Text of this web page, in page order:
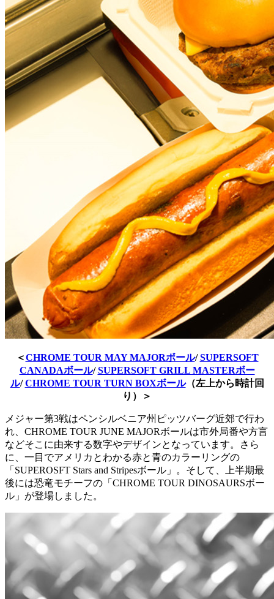
＜CHROME TOUR MAY MAJORボール/SUPERSOFT
CANADAボール/SUPERSOFT GRILL MASTERボー
ル/CHROME TOUR TURN BOXボール（左上から時計回
り）＞
メジャー第3戦はペンシルベニア州ピッツバーグ近郊で行わ
れ、CHROME TOUR JUNE MAJORボールは市外局番や方言
などそこに由来する数字やデザインとなっています。さら
に、一目でアメリカとわかる赤と青のカラーリングの
「SUPEROSFT Stars and Stripesボール」。そして、上半期最
後には恐竜モチーフの「CHROME TOUR DINOSAURSボー
ル」が登場しました。